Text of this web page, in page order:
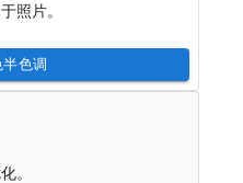
照片。
色调
。